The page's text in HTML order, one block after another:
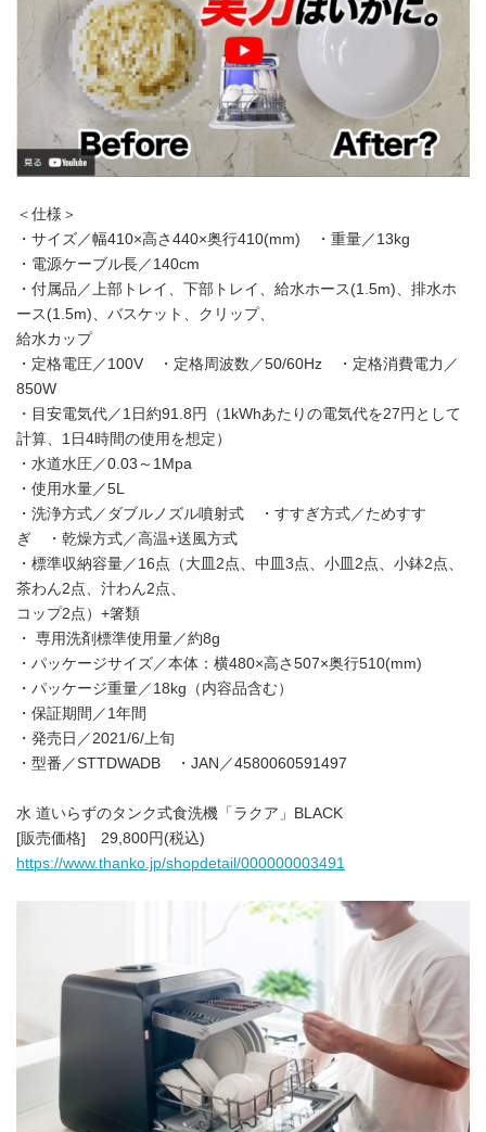
＜仕様＞
・サイズ／幅410×高さ440×奥行410(mm) ・重量／13kg
・電源ケーブル長／140cm
・付属品／上部トレイ、下部トレイ、給水ホース(1.5m)、排水ホ
ース(1.5m)、バスケット、クリップ、
給水カップ
・定格電圧／100V ・定格周波数／50/60Hz ・定格消費電力／
850W
・目安電気代／1日約91.8円（1kWhあたりの電気代を27円として
計算、1日4時間の使用を想定）
・水道水圧／0.03～1Mpa
・使用水量／5L
・洗浄方式／ダブルノズル噴射式 ・すすぎ方式／ためすす
ぎ ・乾燥方式／高温+送風方式
・標準収納容量／16点（大皿2点、中皿3点、小皿2点、小鉢2点、
茶わん2点、汁わん2点、
コップ2点）+箸類
・ 専用洗剤標準使用量／約8g
・パッケージサイズ／本体：横480×高さ507×奥行510(mm)
・パッケージ重量／18kg（内容品含む）
・保証期間／1年間
・発売日／2021/6/上旬
・型番／STTDWADB ・JAN／4580060591497
水 道いらずのタンク式食洗機「ラクア」BLACK
[販売価格] 29,800円(税込)
https://www.thanko.jp/shopdetail/000000003491